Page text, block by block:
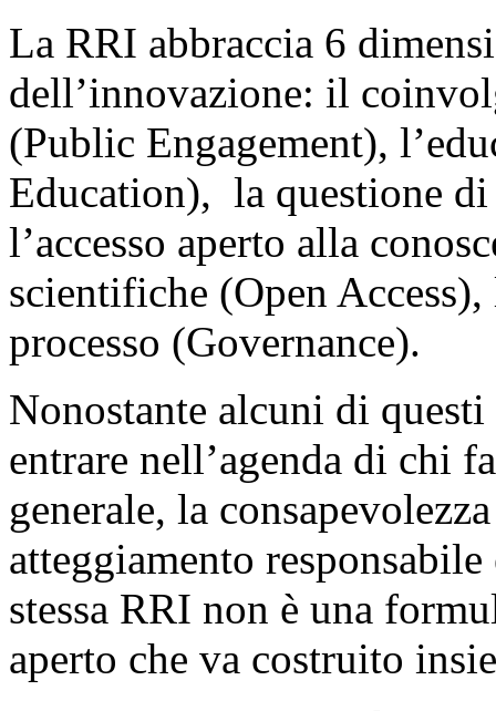
La RRI abbraccia 6
dell’innovazione: il
(Public Engagement),
Education), la questione di
l’accesso aperto alla
scientifiche (Open
processo (Governance).
Nonostante alcuni di
entrare nell’agenda di chi
generale, la
atteggiamento
stessa RRI non è una
aperto che va costruito